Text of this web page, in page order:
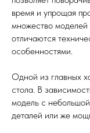
время и упрощая
множество моделей
отличаются
особенностями.
Одной из главных
стола. В
модель с
деталей или же